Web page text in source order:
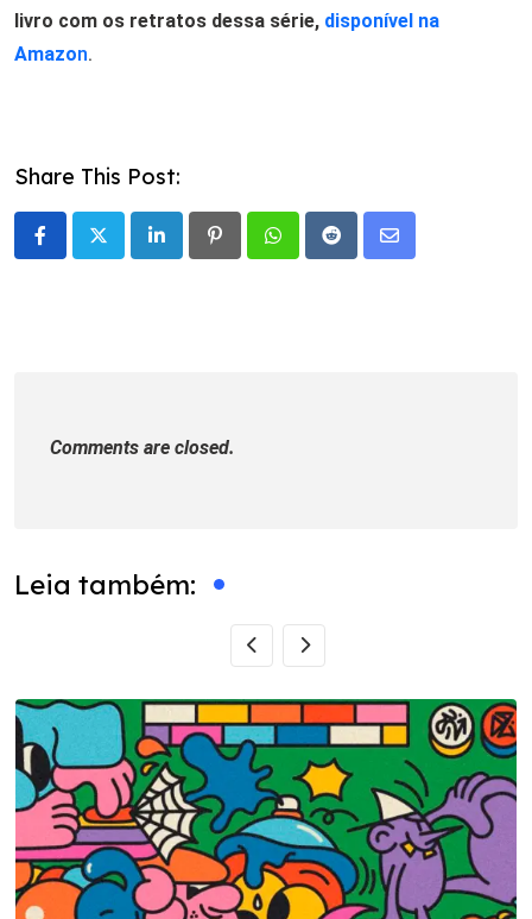
livro com os retratos dessa série, disponível na
Amazon.
Share This Post:
LinkedIn PinterestWhatsappRedditShare
Comments are closed.
Leia também: